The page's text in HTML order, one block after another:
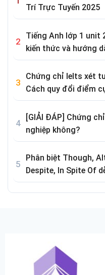
Trí Trực Tuyến 2025
Tiếng Anh lớp 1 unit
kiến thức và hướng
Chứng chỉ Ielts xét
Cách quy đổi điểm
[GIẢI ĐÁP] Chứng
nghiệp không?
Phân biệt Though,
Despite, In Spite Of